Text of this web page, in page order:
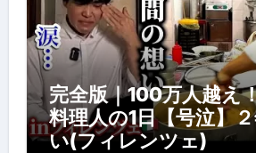
完全版｜100万人越え
料理人の1日【号泣】
い(フィレンツェ)